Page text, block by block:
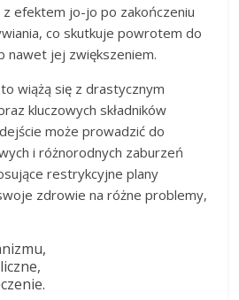
efektem jo-jo po zakończeniu
co skutkuje powrotem do
nawet jej zwiększeniem.
wiążą się z drastycznym
kluczowych składników
może prowadzić do
i różnorodnych zaburzeń
restrykcyjne plany
zdrowie na różne problemy,